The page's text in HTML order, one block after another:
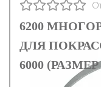
6200
ДЛЯ
6000